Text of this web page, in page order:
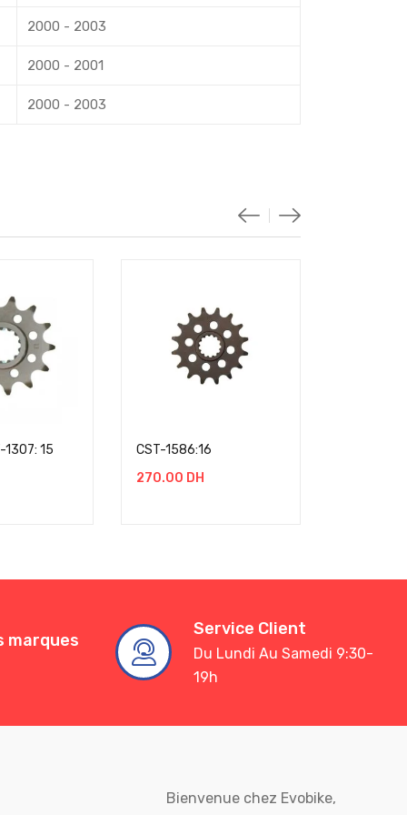
2000 - 2003
2000 - 2001
2000 - 2003
1307: 15
CST-1586:16
270.00 DH
marques
Service Client
Du Lundi Au Samedi 9:30-
19h
Bienvenue chez Evobike,